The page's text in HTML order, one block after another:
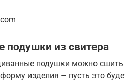
подушки из свитера
подушки можно сшить
изделия – пусть это